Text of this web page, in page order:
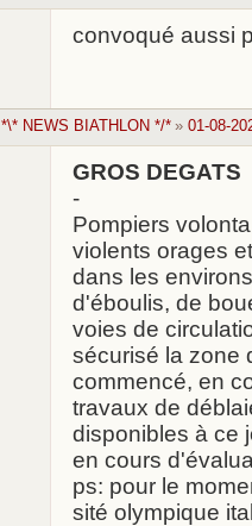
convoqué aussi
*\* NEWS BIATHLON */* » 01-08-
GROS
-
Pompiers
violents orages
dans les
d'éboulis, de
voies de
sécurisé la zone
commencé, en
travaux de
disponibles à ce
en cours
ps: pour le
sité olympique